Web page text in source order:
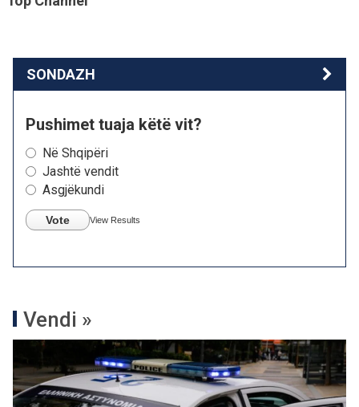
SONDAZH
Pushimet tuaja këtë vit?
Në Shqipëri
Jashtë vendit
Asgjëkundi
Vote View Results
Vendi »